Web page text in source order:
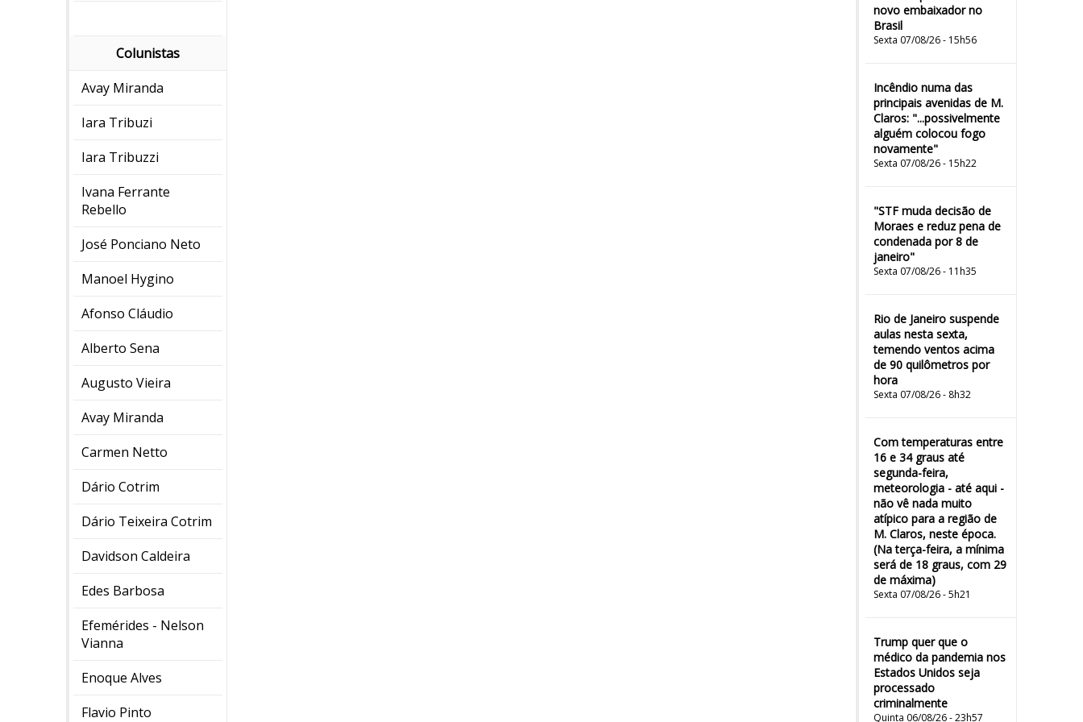
Colunistas
Avay Miranda
Iara Tribuzi
Iara Tribuzzi
Ivana Ferrante
Rebello
José Ponciano Neto
Manoel Hygino
Afonso Cláudio
Alberto Sena
Augusto Vieira
Avay Miranda
Carmen Netto
Dário Cotrim
Dário Teixeira Cotrim
Davidson Caldeira
Edes Barbosa
Efemérides - Nelson
Vianna
Enoque Alves
Flavio Pinto
novo embaixador no
Brasil
Sexta 07/08/26 - 15h56
Incêndio numa das
principais avenidas de M.
Claros: "...possivelmente
alguém colocou fogo
novamente"
Sexta 07/08/26 - 15h22
"STF muda decisão de
Moraes e reduz pena de
condenada por 8 de
janeiro"
Sexta 07/08/26 - 11h35
Rio de Janeiro suspende
aulas nesta sexta,
temendo ventos acima
de 90 quilômetros por
hora
Sexta 07/08/26 - 8h32
Com temperaturas entre
16 e 34 graus até
segunda-feira,
meteorologia - até aqui -
não vê nada muito
atípico para a região de
M. Claros, neste época.
(Na terça-feira, a mínima
será de 18 graus, com 29
de máxima)
Sexta 07/08/26 - 5h21
Trump quer que o
médico da pandemia nos
Estados Unidos seja
processado
criminalmente
Quinta 06/08/26 - 23h57